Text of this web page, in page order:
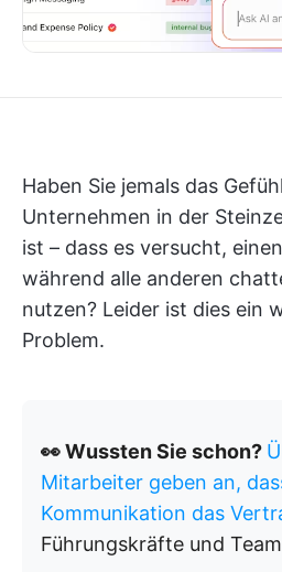
Haben Sie jemals das
Unternehmen in der
ist – dass es versucht,
während alle anderen
nutzen? Leider ist dies ein
Problem.
👀 Wussten Sie schon?
Mitarbeiter geben an,
Kommunikation das
Führungskräfte und